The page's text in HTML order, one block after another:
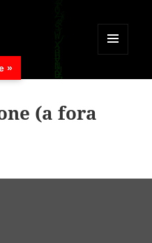
MENÜ
WIDGETS
(a fora
»